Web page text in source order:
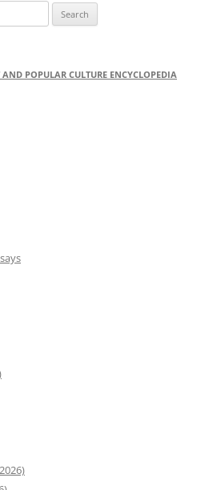
POPULAR CULTURE ENCYCLOPEDIA